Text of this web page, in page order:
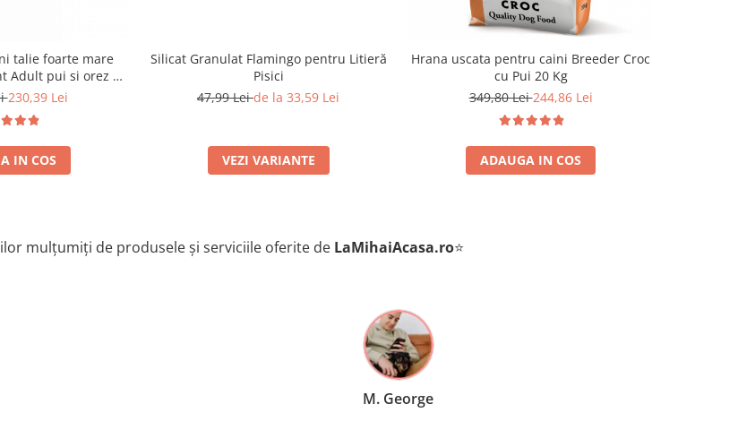
talie foarte mare
Adult pui si orez 15
230,39 Lei
IN COS
Silicat Granulat Flamingo pentru Litieră
Pisici
47,99 Leide la 33,59 Lei
VEZI VARIANTE
Hrana uscata pentru caini Breeder Croc
cu Pui 20 Kg
349,80 Lei244,86 Lei
ADAUGA IN COS
mulțumiți de produsele și serviciile oferite de LaMihaiAcasa.ro⭐